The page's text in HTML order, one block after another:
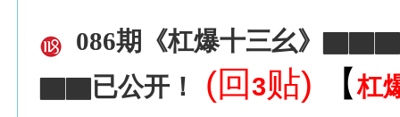
086期《杠爆十三幺
▇▇已公开！
(回3贴) 【杠